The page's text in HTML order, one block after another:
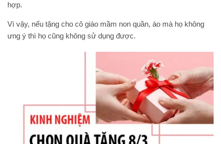
hợp.
Vì vậy, nếu tặng cho cô giáo mầm non quần, áo mà họ không
ưng ý thì họ cũng không sử dụng được.